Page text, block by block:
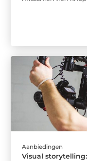
Aanbiedingen
Visual